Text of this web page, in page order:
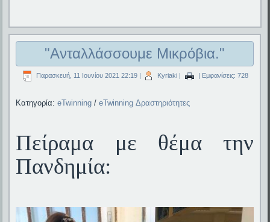
"Ανταλλάσσουμε Μικρόβια."
Παρασκευή, 11 Ιουνίου 2021 22:19 Kyriaki | Εμφανίσεις: 728
Κατηγορία:eTwinning /eTwinning Δραστηριότητες
Πείραμα με θέμα την
Πανδημία: